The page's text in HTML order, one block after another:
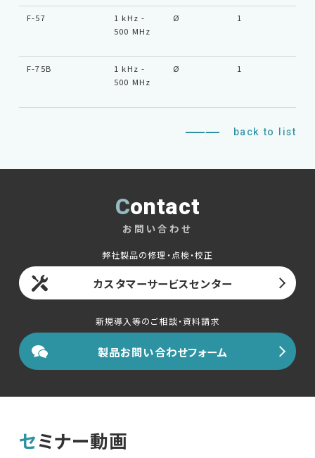
F-57
1 kHz -
500 MHz
Ø 1
F-75B
1 kHz -
500 MHz
Ø 1
back to list
Contact
お問い合わせ
弊社製品の修理・点検・校正
カスタマーサービスセンター
新規導入等のご相談・資料請求
製品お問い合わせフォーム
セミナー動画